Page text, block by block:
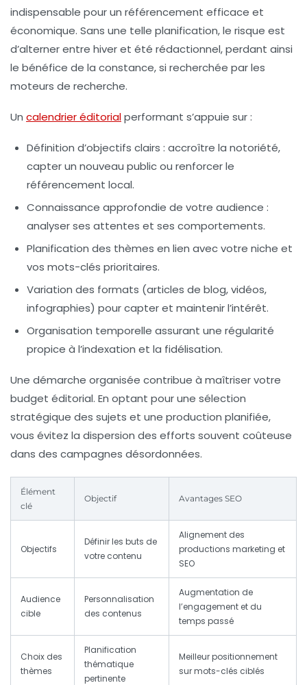
indispensable pour un référencement efficace et
économique. Sans une telle planification, le risque est
d’alterner entre hiver et été rédactionnel, perdant ainsi
le bénéfice de la constance, si recherchée par les
moteurs de recherche.
Un calendrier éditorialperformant s’appuie sur :
Définition d’objectifs clairs : accroître la notoriété,
capter un nouveau public ou renforcer le
référencement local.
Connaissance approfondie de votre audience :
analyser ses attentes et ses comportements.
Planification des thèmes en lien avec votre niche et
vos mots-clés prioritaires.
Variation des formats (articles de blog, vidéos,
infographies) pour capter et maintenir l’intérêt.
Organisation temporelle assurant une régularité
propice à l’indexation et la fidélisation.
Une démarche organisée contribue à maîtriser votre
budget éditorial. En optant pour une sélection
stratégique des sujets et une production planifiée,
vous évitez la dispersion des efforts souvent coûteuse
dans des campagnes désordonnées.
Élément
clé
Objectif Avantages SEO
Objectifs
Définir les buts de
votre contenu
Alignement des
productions marketing et
SEO
Audience
cible
Personnalisation
des contenus
Augmentation de
l’engagement et du
temps passé
Choix des
thèmes
Planification
thématique
pertinente
Meilleur positionnement
sur mots-clés ciblés